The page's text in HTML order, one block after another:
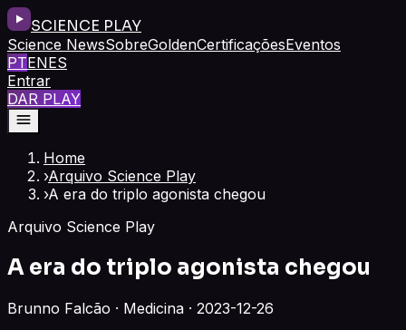
SCIENCE PLAY
Science NewsSobreGoldenCertificaçõesEventos
PTENES
Entrar
DAR PLAY
Home
›Arquivo Science Play
›A era do triplo agonista chegou
Arquivo Science Play
A era do triplo agonista chegou
Brunno Falcão · Medicina · 2023-12-26